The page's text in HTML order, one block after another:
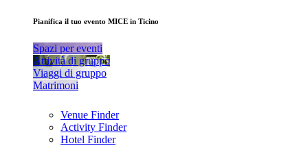
Pianifica il tuo evento MICE in Ticino
Spazi per eventi
Attività di gruppo
Viaggi di gruppo
Matrimoni
Venue Finder
Activity Finder
Hotel Finder